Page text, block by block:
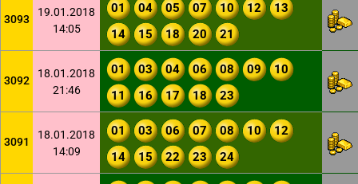
3093
19.01.2018
14:05
01 04 05 07 10 12
13
14
15 18 20 21
3092
18.01.2018
21:46
01 03 04 06 08 09
10
11
16 17 18 23
3091
18.01.2018
14:09
01 03 06 07 08 10
12
14
15 22 23 24